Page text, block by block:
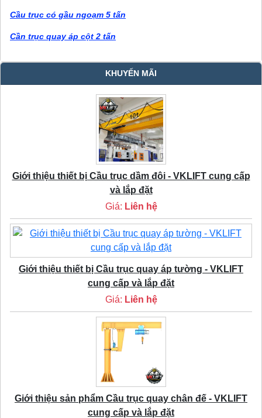
Cầu trục có gầu ngoạm 5 tấn
Cần trục quay áp cột 2 tấn
KHUYẾN MÃI
Giới thiệu thiết bị Cầu trục dầm đôi - VKLIFT cung cấp
và lắp đặt
Giá: Liên hệ
Giới thiệu thiết bị Cầu trục quay áp tường - VKLIFT
cung cấp và lắp đặt
Giá: Liên hệ
Giới thiệu sản phẩm Cầu trục quay chân đế - VKLIFT
cung cấp và lắp đặt